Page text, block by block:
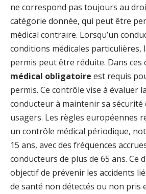
ne correspond pas toujours au
catégorie donnée, qui peut être
médical contraire. Lorsqu’un
conditions médicales particulières,
permis peut être réduite. Dans ces
médical obligatoire est requis
permis. Ce contrôle vise à évaluer
conducteur à maintenir sa sécurité
usagers. Les règles européennes
un contrôle médical périodique,
15 ans, avec des fréquences
conducteurs de plus de 65 ans. Ce
objectif de prévenir les accidents
de santé non détectés ou non pris